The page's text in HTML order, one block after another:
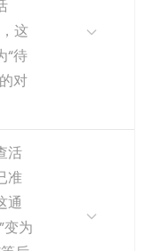
影响效率和运营
状态（如‘已关
终结的活跃状态
’、‘审核中’）
析状态随时间
闭变回开放状态
这
“待
对
析返工和流程
动。此event的
始数据收集存在
导致延迟的主
活
准
通
变为